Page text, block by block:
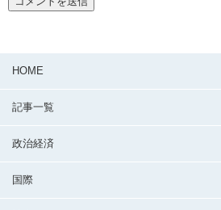
HOME
記事一覧
政治経済
国際